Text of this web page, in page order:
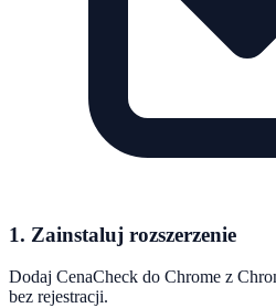
1. Zainstaluj rozszerzenie
Dodaj CenaCheck do Chrome z
bez rejestracji.